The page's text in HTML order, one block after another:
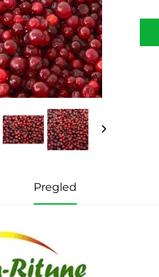
Pregled